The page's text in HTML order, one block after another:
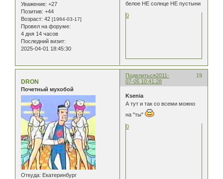
Уважение: +27
Позитив: +44
Возраст: 42 [1984-03-17]
Провел на форуме:
4 дня 14 часов
Последний визит:
2025-04-01 18:45:30
белое НЕ солнце НЕ пустыни
0
Поделиться 19
2011-
07-05 10:41:28
DRON
Почетный мухобой
Откуда: Екатеринбург
Ksenia
А тут и так со всеми можно
на "ты"
0